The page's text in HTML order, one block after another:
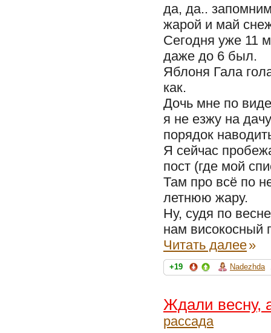
да, да..
жарой и май
Сегодня уже 11
даже до 6 был.
Яблоня Гала
как.
Дочь мне по
я не езжу на
порядок
Я сейчас
пост (где мой
Там про всё по
летнюю жару.
Ну, судя по
нам високосный
Читать далее»
+19 Nadezhda
Ждали весну,
рассада